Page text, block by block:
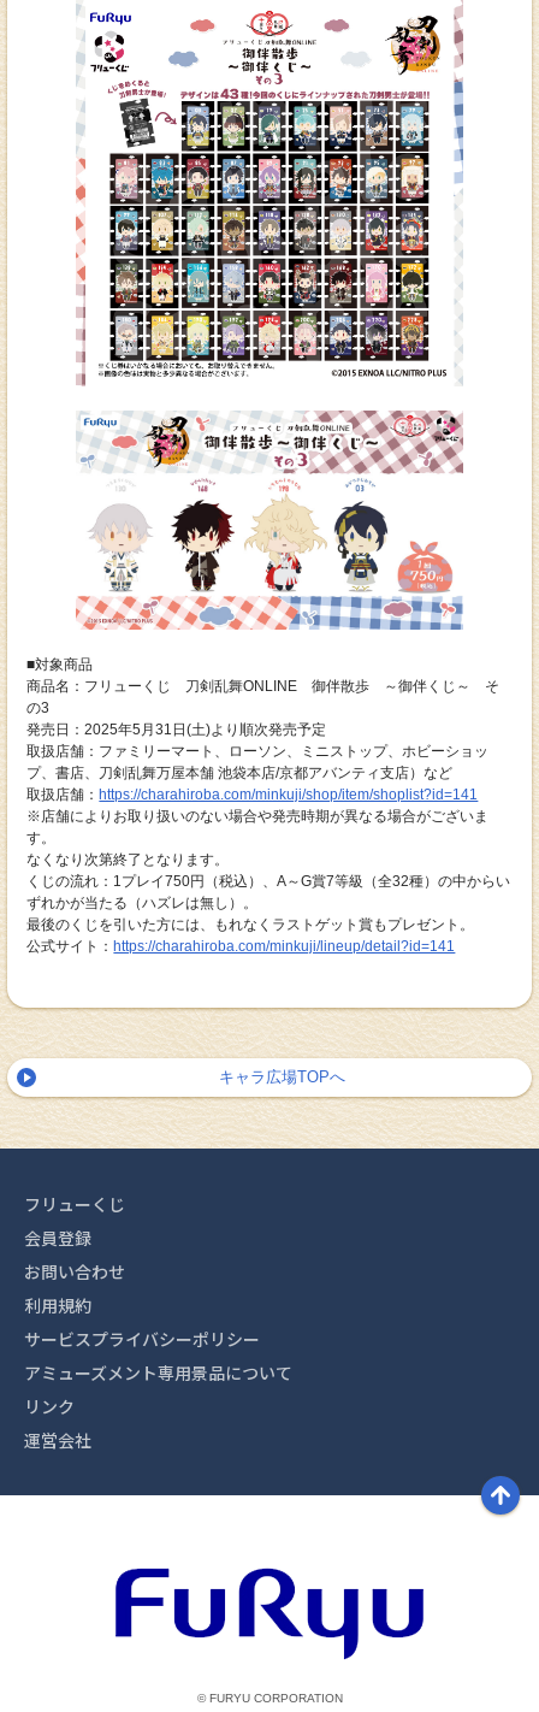
■対象商品
商品名：フリューくじ 刀剣乱舞ONLINE 御伴散歩 ～御伴くじ～ そ
の3
発売日：2025年5月31日(土)より順次発売予定
取扱店舗：ファミリーマート、ローソン、ミニストップ、ホビーショッ
プ、書店、刀剣乱舞万屋本舗 池袋本店/京都アバンティ支店）など
取扱店舗：https://charahiroba.com/minkuji/shop/item/shoplist?id=141
※店舗によりお取り扱いのない場合や発売時期が異なる場合がございま
す。
なくなり次第終了となります。
くじの流れ：1プレイ750円（税込）、A～G賞7等級（全32種）の中からい
ずれかが当たる（ハズレは無し）。
最後のくじを引いた方には、もれなくラストゲット賞もプレゼント。
公式サイト：https://charahiroba.com/minkuji/lineup/detail?id=141
キャラ広場TOPへ
フリューくじ
会員登録
お問い合わせ
利用規約
サービスプライバシーポリシー
アミューズメント専用景品について
リンク
運営会社
© FURYU CORPORATION